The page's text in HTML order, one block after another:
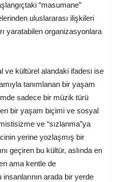
“masumane”
uluslararası ilişkileri
yaratabilen organizasyonlara
ve kültürel alandaki ifadesi ise
tanımlanan bir yaşam
sadece bir müzik türü
bir yaşam biçimi ve sosyal
ve “sızlanma”ya
yerine yozlaşmış bir
geçiren bu kültür, aslında en
ama kentle de
arada bir yerde